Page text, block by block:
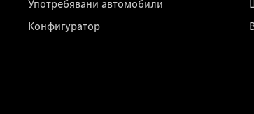
Употребявани автомобили
Конфигуратор